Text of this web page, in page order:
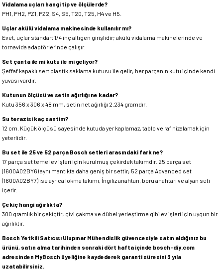
Vidalama uçları hangi tip ve ölçülerde?
PH1, PH2, PZ1, PZ2, S4, S5, T20, T25, H4 ve H5.
Uçlar akülü vidalama makinesinde kullanılır mı?
Evet, uçlar standart 1/4 inç altıgen girişlidir; akülü vidalama makinelerinde ve
tornavida adaptörlerinde çalışır.
Set çanta ile mi kutu ile mi geliyor?
Şeffaf kapaklı sert plastik saklama kutusu ile gelir; her parçanın kutu içinde kendi
yuvası vardır.
Kutunun ölçüsü ve setin ağırlığı ne kadar?
Kutu 356 x 306 x 48 mm, setin net ağırlığı 2.234 gramdır.
Su terazisi kaç santim?
12 cm. Küçük ölçüsü sayesinde kutuda yer kaplamaz, tablo ve raf hizalamak için
yeterlidir.
Bu set ile 25 ve 52 parça Bosch setleri arasındaki fark ne?
17 parça set temel ev işleri için kurulmuş çekirdek takımdır. 25 parça set
(1600A02BY6) aynı mantıkta daha geniş bir settir; 52 parça Advanced set
(1600A02BY7) ise ayrıca lokma takımı, İngiliz anahtarı, boru anahtarı ve alyan seti
içerir.
Çekiç hangi ağırlıkta?
300 gramlık bir çekiçtir; çivi çakma ve dübel yerleştirme gibi ev işleri için uygun bir
ağırlıktır.
Bosch Yetkili Satıcısı Ulupınar Mühendislik güvencesiyle satın aldığınız bu
ürünü, satın alma tarihinden sonraki dört hafta içinde bosch-diy.com
adresinden MyBosch üyeliğine kaydederek garanti süresini 3 yıla
uzatabilirsiniz.